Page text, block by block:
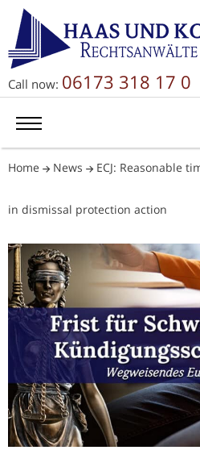
Call now: 06173 318 17 0
Home News ECJ: Reasonable
in dismissal protection action